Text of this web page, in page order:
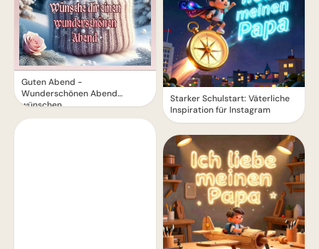
Guten Abend -
Wunderschönen Abend
wünschen
Starker Schulstart: Väterliche
Inspiration für Instagram